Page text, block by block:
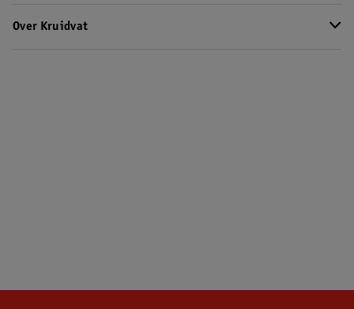
Over Kruidvat